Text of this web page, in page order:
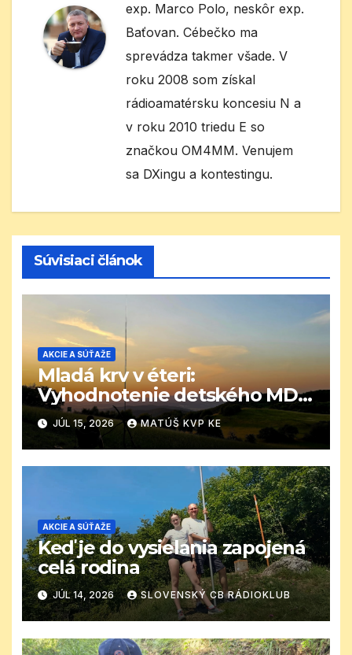
exp. Marco Polo, neskôr exp.
Baťovan. Cébečko ma
sprevádza takmer všade. V
roku 2008 som získal
rádioamatérsku koncesiu N a
v roku 2010 triedu E so
značkou OM4MM. Venujem
sa DXingu a kontestingu.
Súvisiaci článok
AKCIE A SÚŤAŽE
Mladá krv v éteri:
Vyhodnotenie detského MDD
CB závodu
JÚL 15, 2026 MATÚŠ KVP KE
AKCIE A SÚŤAŽE
Keď je do vysielania zapojená
celá rodina
JÚL 14, 2026 SLOVENSKÝ CB RÁDIOKLUB